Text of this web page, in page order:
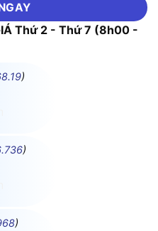
Thứ 2 - Thứ 7 (8h00 -
)
)
)